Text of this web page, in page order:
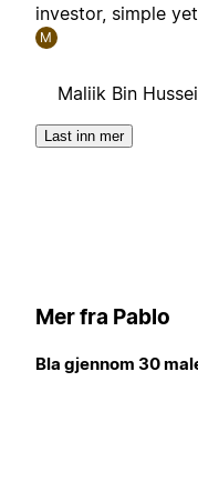
investor, simple
M
Maliik Bin
Last inn mer
Mer fra Pablo
Bla gjennom 30